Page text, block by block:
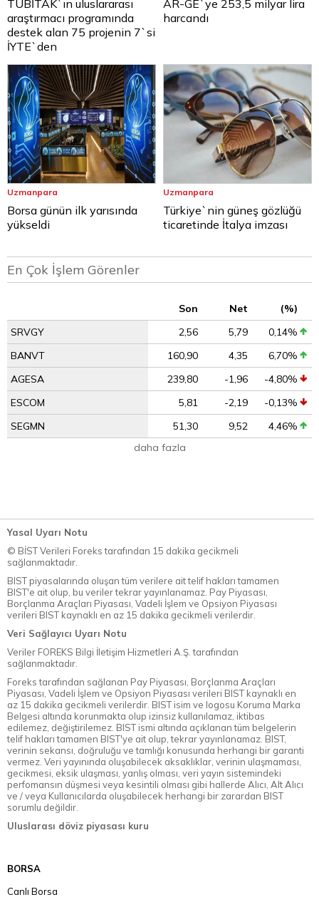
TÜBİTAK`ın uluslararası
araştırmacı programında
destek alan 75 projenin 7`si
İYTE`den
AR-GE`ye 253,5 milyar lira
harcandı
Uzmanpara
Borsa günün ilk yarısında
yükseldi
Uzmanpara
Türkiye`nin güneş gözlüğü
ticaretinde İtalya imzası
En Çok İşlem Görenler
Son Net
(%)
SRVGY
2,56 5,79
0,14%
BANVT
160,90 4,35
6,70%
AGESA
239,80 -1,96
-4,80%
ESCOM
5,81 -2,19
-0,13%
SEGMN
51,30 9,52
4,46%
daha fazla
Yasal Uyarı Notu
© BİST Verileri Foreks tarafından 15 dakika gecikmeli
sağlanmaktadır.
BIST piyasalarında oluşan tüm verilere ait telif hakları tamamen
BIST'e ait olup, bu veriler tekrar yayınlanamaz. Pay Piyasası,
Borçlanma Araçları Piyasası, Vadeli İşlem ve Opsiyon Piyasası
verileri BIST kaynaklı en az 15 dakika gecikmeli verilerdir.
Veri Sağlayıcı Uyarı Notu
Veriler FOREKS Bilgi İletişim Hizmetleri A.Ş. tarafından
sağlanmaktadır.
Foreks tarafından sağlanan Pay Piyasası, Borçlanma Araçları
Piyasası, Vadeli İşlem ve Opsiyon Piyasası verileri BIST kaynaklı en
az 15 dakika gecikmeli verilerdir. BIST isim ve logosu Koruma Marka
Belgesi altında korunmakta olup izinsiz kullanılamaz, iktibas
edilemez, değiştirilemez. BIST ismi altında açıklanan tüm belgelerin
telif hakları tamamen BIST'ye ait olup, tekrar yayınlanamaz. BIST,
verinin sekansı, doğruluğu ve tamlığı konusunda herhangi bir garanti
vermez. Veri yayınında oluşabilecek aksaklıklar, verinin ulaşmaması,
gecikmesi, eksik ulaşması, yanlış olması, veri yayın sistemindeki
perfomansın düşmesi veya kesintili olması gibi hallerde Alıcı, Alt Alıcı
ve / veya Kullanıcılarda oluşabilecek herhangi bir zarardan BIST
sorumlu değildir.
Uluslarası döviz piyasası kuru
BORSA
Canlı Borsa